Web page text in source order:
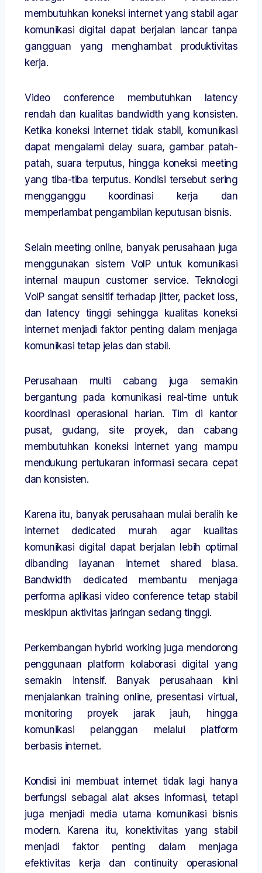
membutuhkan koneksi internet yang stabil agar
komunikasi digital dapat berjalan lancar tanpa
gangguan yang menghambat produktivitas
kerja.
Video conference membutuhkan latency
rendah dan kualitas bandwidth yang konsisten.
Ketika koneksi internet tidak stabil, komunikasi
dapat mengalami delay suara, gambar patah-
patah, suara terputus, hingga koneksi meeting
yang tiba-tiba terputus. Kondisi tersebut sering
mengganggu koordinasi kerja dan
memperlambat pengambilan keputusan bisnis.
Selain meeting online, banyak perusahaan juga
menggunakan sistem VoIP untuk komunikasi
internal maupun customer service. Teknologi
VoIP sangat sensitif terhadap jitter, packet loss,
dan latency tinggi sehingga kualitas koneksi
internet menjadi faktor penting dalam menjaga
komunikasi tetap jelas dan stabil.
Perusahaan multi cabang juga semakin
bergantung pada komunikasi real-time untuk
koordinasi operasional harian. Tim di kantor
pusat, gudang, site proyek, dan cabang
membutuhkan koneksi internet yang mampu
mendukung pertukaran informasi secara cepat
dan konsisten.
Karena itu, banyak perusahaan mulai beralih ke
internet dedicated murah agar kualitas
komunikasi digital dapat berjalan lebih optimal
dibanding layanan internet shared biasa.
Bandwidth dedicated membantu menjaga
performa aplikasi video conference tetap stabil
meskipun aktivitas jaringan sedang tinggi.
Perkembangan hybrid working juga mendorong
penggunaan platform kolaborasi digital yang
semakin intensif. Banyak perusahaan kini
menjalankan training online, presentasi virtual,
monitoring proyek jarak jauh, hingga
komunikasi pelanggan melalui platform
berbasis internet.
Kondisi ini membuat internet tidak lagi hanya
berfungsi sebagai alat akses informasi, tetapi
juga menjadi media utama komunikasi bisnis
modern. Karena itu, konektivitas yang stabil
menjadi faktor penting dalam menjaga
efektivitas kerja dan continuity operasional